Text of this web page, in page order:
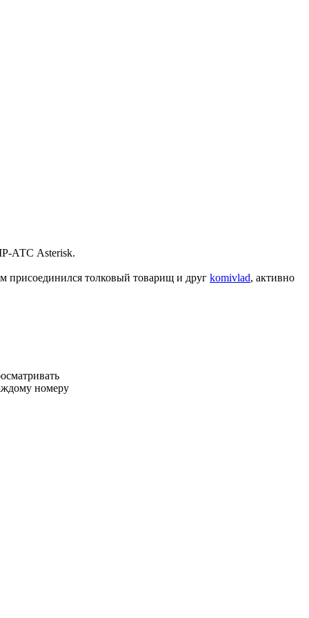
IP-АТС Asterisk.
присоединился толковый товарищ и друг komivlad, активно
номеру